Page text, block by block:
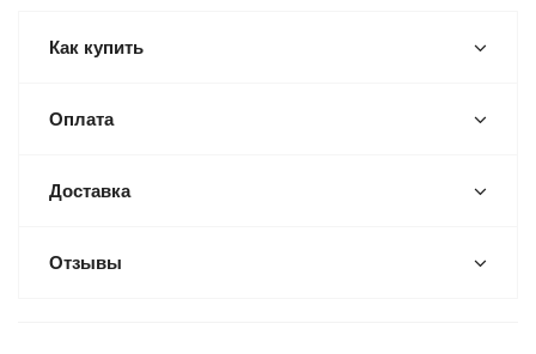
Как купить
Оплата
Доставка
Отзывы